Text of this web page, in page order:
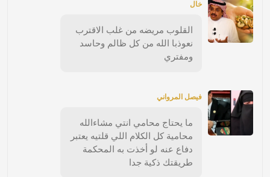
خال
القلوب مريضه من غلب الاقترب
نعوذبا الله من كل ظالم وحاسد
ومفتري
فيصل المرواني
ما يحتاج محامي انتي مشاءالله
محامية كل الكلام اللي قلتيه يعتبر
دفاع عنه لو أخذت به المحكمة
طريقتك ذكية جدا